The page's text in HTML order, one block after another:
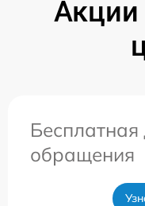
Акции
Бесплатная
обращения